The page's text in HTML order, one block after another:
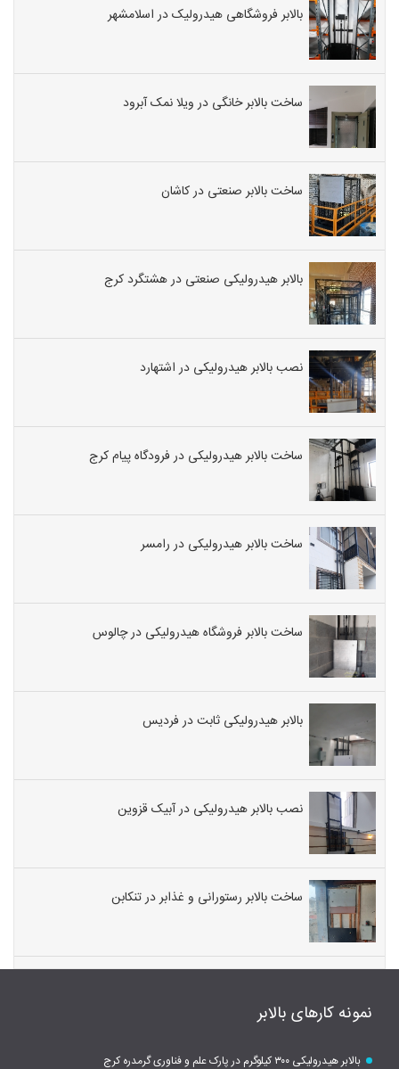
بالابر فروشگاهی هیدرولیک در اسلامشهر
ساخت بالابر خانگی در ویلا نمک آبرود
ساخت بالابر صنعتی در کاشان
بالابر هیدرولیکی صنعتی در هشتگرد کرج
نصب بالابر هیدرولیکی در اشتهارد
ساخت بالابر هیدرولیکی در فرودگاه پیام کرج
ساخت بالابر هیدرولیکی در رامسر
ساخت بالابر فروشگاه هیدرولیکی در چالوس
بالابر هیدرولیکی ثابت در فردیس
نصب بالابر هیدرولیکی در آبیک قزوین
ساخت بالابر رستورانی و غذابر در تنکابن
نمونه کارهای بالابر
بالابر هیدرولیکی ۳۰۰ کیلوگرم در پارک علم و فناوری گرمدره کرج